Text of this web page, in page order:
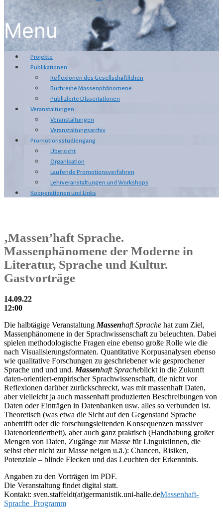
Menu
Projekte
Publikationen
Reflexionen des Gesellschaftlichen
Buchreihe Massenphänomene
Publizierte Dissertationen
Veranstaltungen
Veranstaltungen
Veranstaltungsarchiv
Promotionsstudiengang
Übersicht
Organisation
Laufende Promotionsverfahren
Lehrveranstaltungen und Workshops
Kooperationen und Links
‚Massen’haft Sprache.
Massenphänomene der Moderne in
Literatur, Sprache und Kultur.
Gastvorträge
14.09.22
12:00
Die halbtägige VeranstaltungMassenhaft Sprache hat zum Ziel,
Massenphänomene in der Sprachwissenschaft zu beleuchten. Dabei
spielen methodologische Fragen eine ebenso große Rolle wie die
nach Visualisierungsformaten. Quantitative Korpusanalysen ebenso
wie qualitative Forschungen zu geschriebener wie gesprochener
Sprache und und und.Massenhaft Spracheblickt in die Zukunft
daten-orientiert-empirischer Sprachwissenschaft, die nicht vor
Reflexionen darüber zurückschreckt, was mit massenhaft Daten,
aber vielleicht ja auch massenhaft produzierten Beschreibungen von
Daten oder Einträgen in Datenbanken usw. alles so verbunden ist.
Theoretisch (was etwa die Sicht auf den Gegenstand Sprache
anbetrifft oder die forschungsleitenden Konsequenzen massiver
Datenorientiertheit), aber auch ganz praktisch (Handhabung großer
Mengen von Daten, Zugänge zur Masse für LinguistInnen, die
selbst eher nicht zur Masse neigen u.ä.): Chancen, Risiken,
Potenziale – blinde Flecken und das Leuchten der Erkenntnis.
Angaben zu den Vorträgen im PDF.
Die Veranstaltung findet digital statt.
Kontakt: sven.staffeldt(at)germanistik.uni-halle.deMassenhaft-
Sprache_Programm